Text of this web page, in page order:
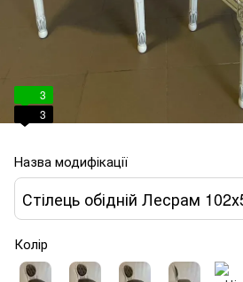
3
3
Назва модифікації
Колір